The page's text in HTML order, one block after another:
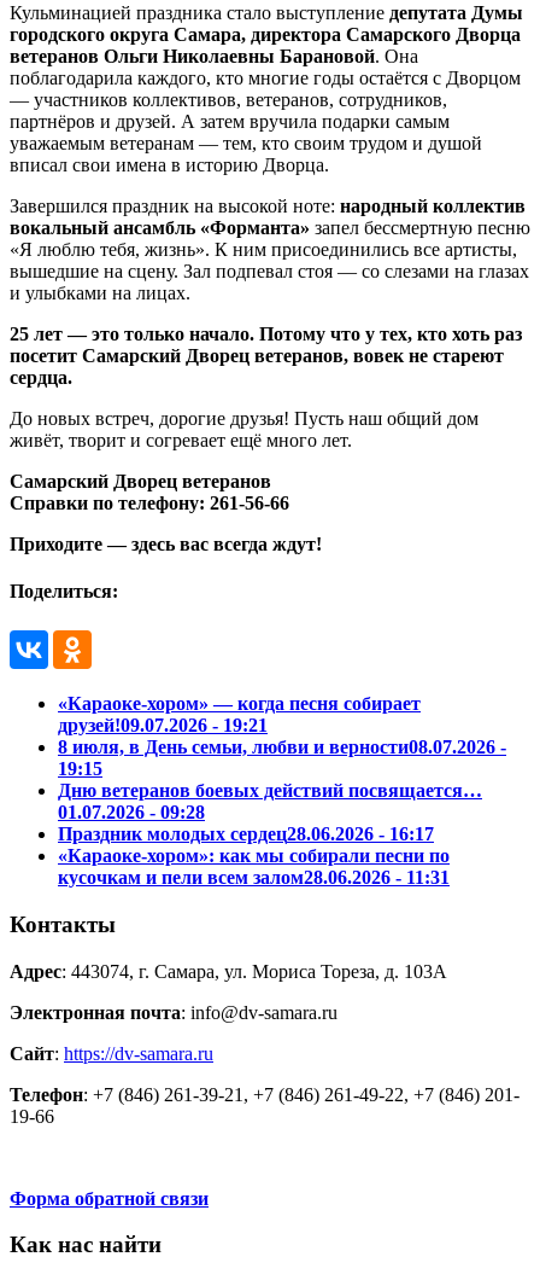
Кульминацией праздника стало выступление депутата Думы
городского округа Самара, директора Самарского Дворца
ветеранов Ольги Николаевны Барановой. Она
поблагодарила каждого, кто многие годы остаётся с Дворцом
— участников коллективов, ветеранов, сотрудников,
партнёров и друзей. А затем вручила подарки самым
уважаемым ветеранам — тем, кто своим трудом и душой
вписал свои имена в историю Дворца.
Завершился праздник на высокой ноте: народный коллектив
вокальный ансамбль «Форманта» запел бессмертную песню
«Я люблю тебя, жизнь». К ним присоединились все артисты,
вышедшие на сцену. Зал подпевал стоя — со слезами на глазах
и улыбками на лицах.
25 лет — это только начало. Потому что у тех, кто хоть раз
посетит Самарский Дворец ветеранов, вовек не стареют
сердца.
До новых встреч, дорогие друзья! Пусть наш общий дом
живёт, творит и согревает ещё много лет.
Самарский Дворец ветеранов
Справки по телефону: 261-56-66
Приходите — здесь вас всегда ждут!
Поделиться:
«Караоке-хором» — когда песня собирает
друзей!09.07.2026 - 19:21
8 июля, в День семьи, любви и верности08.07.2026 -
19:15
Дню ветеранов боевых действий посвящается…
01.07.2026 - 09:28
Праздник молодых сердец28.06.2026 - 16:17
«Караоке-хором»: как мы собирали песни по
кусочкам и пели всем залом28.06.2026 - 11:31
Контакты
Адрес: 443074, г. Самара, ул. Мориса Тореза, д. 103А
Электронная почта: info@dv-samara.ru
Сайт: https://dv-samara.ru
Телефон: +7 (846) 261-39-21, +7 (846) 261-49-22, +7 (846) 201-
19-66
Форма обратной связи
Как нас найти